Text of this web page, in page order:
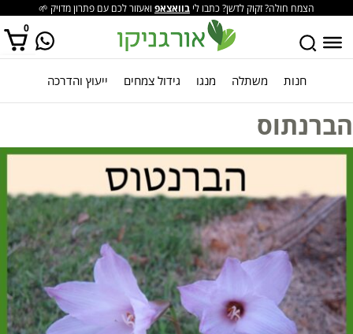
הצמח חולה? זקוק לדשן? כתבו לי בוואצאפ ואעזור לכם עם פתרון מדויק 🌱
0
אין מוצרים בסל הקניות. חנות משתלה מנגו גידול צמחים ייעוץ והדרכה
הברנתוס